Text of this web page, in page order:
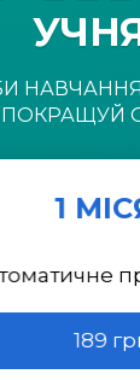
ПОКРАЩУЙ
1
189